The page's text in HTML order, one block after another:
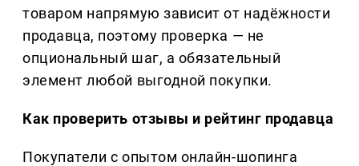
товаром напрямую зависит от надёжности
продавца, поэтому проверка — не
опциональный шаг, а обязательный
элемент любой выгодной покупки.
Как проверить отзывы и рейтинг продавца
Покупатели с опытом онлайн-шопинга